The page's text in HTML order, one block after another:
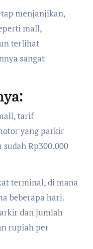
menjanjikan,
mall,
terlihat
sangat
tarif
yang parkir
Rp300.000
terminal, di mana
beberapa hari.
dan jumlah
rupiah per